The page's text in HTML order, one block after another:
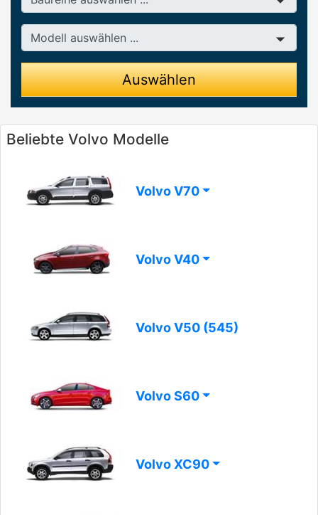
Modell
Auswählen
Beliebte Volvo Modelle
Volvo V70
Volvo V40
Volvo V50 (545)
Volvo S60
Volvo XC90